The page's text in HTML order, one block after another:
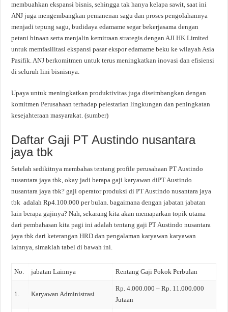
membuahkan ekspansi bisnis, sehingga tak hanya kelapa sawit, saat ini
ANJ juga mengembangkan pemanenan sagu dan proses pengolahannya
menjadi tepung sagu, budidaya edamame segar bekerjasama dengan
petani binaan serta menjalin kemitraan strategis dengan AJI HK Limited
untuk memfasilitasi ekspansi pasar ekspor edamame beku ke wilayah Asia
Pasifik. ANJ berkomitmen untuk terus meningkatkan inovasi dan efisiensi
di seluruh lini bisnisnya.
Upaya untuk meningkatkan produktivitas juga diseimbangkan dengan
komitmen Perusahaan terhadap pelestarian lingkungan dan peningkatan
kesejahteraan masyarakat. (sumber)
Daftar Gaji PT Austindo nusantara
jaya tbk
Setelah sedikitnya membahas tentang profile perusahaan PT Austindo
nusantara jaya tbk, okay jadi berapa gaji karyawan diPT Austindo
nusantara jaya tbk? gaji operator produksi di PT Austindo nusantara jaya
tbk adalah Rp4.100.000 per bulan. bagaimana dengan jabatan jabatan
lain berapa gajinya? Nah, sekarang kita akan memaparkan topik utama
dari pembahasan kita pagi ini adalah tentang gaji PT Austindo nusantara
jaya tbk dari keterangan HRD dan pengalaman karyawan karyawan
lainnya, simaklah tabel di bawah ini.
No. jabatan Lainnya Rentang Gaji Pokok Perbulan
1. Karyawan Administrasi
Rp. 4.000.000 – Rp. 11.000.000
Jutaan